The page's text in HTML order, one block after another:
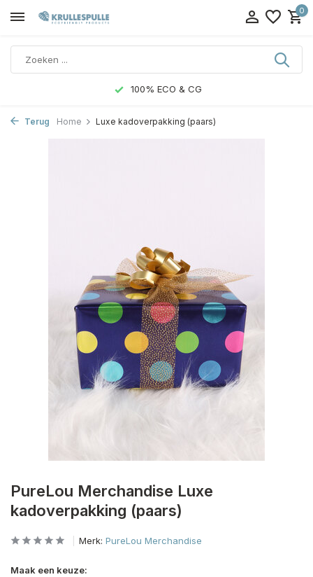
0
100% ECO & CG
Terug Home Luxe kadoverpakking (paars)
PureLou Merchandise Luxe
kadoverpakking (paars)
Merk: PureLou Merchandise
Maak een keuze: